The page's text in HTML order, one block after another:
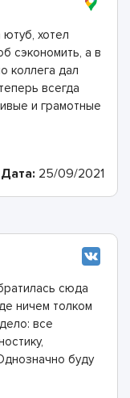
хотел
сэкономить, а в
коллега дал
всегда
и грамотные
Дата: 25/09/2021
сюда
ничем толком
все
буду